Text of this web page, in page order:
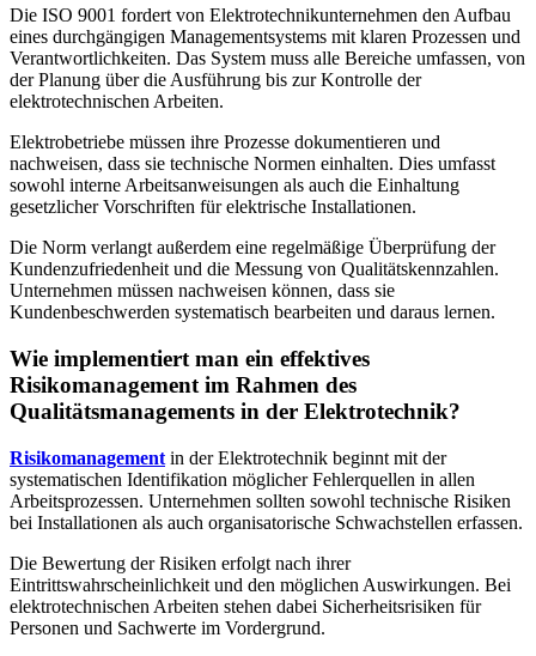
Die ISO 9001 fordert von Elektrotechnikunternehmen den Aufbau
eines durchgängigen Managementsystems mit klaren Prozessen und
Verantwortlichkeiten. Das System muss alle Bereiche umfassen, von
der Planung über die Ausführung bis zur Kontrolle der
elektrotechnischen Arbeiten.
Elektrobetriebe müssen ihre Prozesse dokumentieren und
nachweisen, dass sie technische Normen einhalten. Dies umfasst
sowohl interne Arbeitsanweisungen als auch die Einhaltung
gesetzlicher Vorschriften für elektrische Installationen.
Die Norm verlangt außerdem eine regelmäßige Überprüfung der
Kundenzufriedenheit und die Messung von Qualitätskennzahlen.
Unternehmen müssen nachweisen können, dass sie
Kundenbeschwerden systematisch bearbeiten und daraus lernen.
Wie implementiert man ein effektives
Risikomanagement im Rahmen des
Qualitätsmanagements in der Elektrotechnik?
Risikomanagement in der Elektrotechnik beginnt mit der
systematischen Identifikation möglicher Fehlerquellen in allen
Arbeitsprozessen. Unternehmen sollten sowohl technische Risiken
bei Installationen als auch organisatorische Schwachstellen erfassen.
Die Bewertung der Risiken erfolgt nach ihrer
Eintrittswahrscheinlichkeit und den möglichen Auswirkungen. Bei
elektrotechnischen Arbeiten stehen dabei Sicherheitsrisiken für
Personen und Sachwerte im Vordergrund.